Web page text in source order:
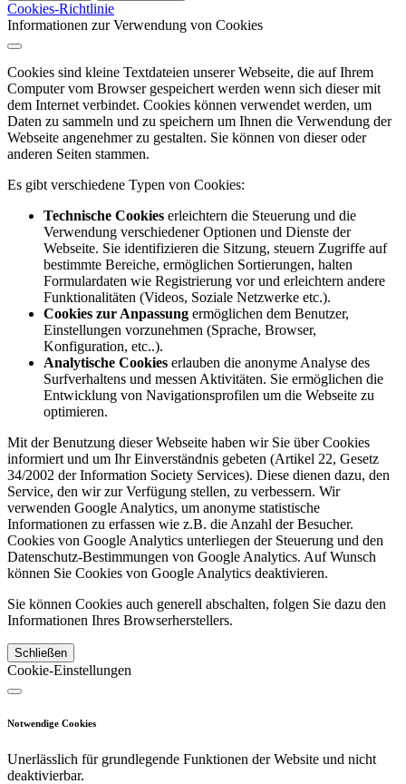
Cookies-Richtlinie
Informationen zur Verwendung von Cookies
Cookies sind kleine Textdateien unserer Webseite, die auf Ihrem
Computer vom Browser gespeichert werden wenn sich dieser mit
dem Internet verbindet. Cookies können verwendet werden, um
Daten zu sammeln und zu speichern um Ihnen die Verwendung der
Webseite angenehmer zu gestalten. Sie können von dieser oder
anderen Seiten stammen.
Es gibt verschiedene Typen von Cookies:
Technische Cookies erleichtern die Steuerung und die
Verwendung verschiedener Optionen und Dienste der
Webseite. Sie identifizieren die Sitzung, steuern Zugriffe auf
bestimmte Bereiche, ermöglichen Sortierungen, halten
Formulardaten wie Registrierung vor und erleichtern andere
Funktionalitäten (Videos, Soziale Netzwerke etc.).
Cookies zur Anpassung ermöglichen dem Benutzer,
Einstellungen vorzunehmen (Sprache, Browser,
Konfiguration, etc..).
Analytische Cookies erlauben die anonyme Analyse des
Surfverhaltens und messen Aktivitäten. Sie ermöglichen die
Entwicklung von Navigationsprofilen um die Webseite zu
optimieren.
Mit der Benutzung dieser Webseite haben wir Sie über Cookies
informiert und um Ihr Einverständnis gebeten (Artikel 22, Gesetz
34/2002 der Information Society Services). Diese dienen dazu, den
Service, den wir zur Verfügung stellen, zu verbessern. Wir
verwenden Google Analytics, um anonyme statistische
Informationen zu erfassen wie z.B. die Anzahl der Besucher.
Cookies von Google Analytics unterliegen der Steuerung und den
Datenschutz-Bestimmungen von Google Analytics. Auf Wunsch
können Sie Cookies von Google Analytics deaktivieren.
Sie können Cookies auch generell abschalten, folgen Sie dazu den
Informationen Ihres Browserherstellers.
Schließen
Cookie-Einstellungen
Notwendige Cookies
Unerlässlich für grundlegende Funktionen der Website und nicht
deaktivierbar.